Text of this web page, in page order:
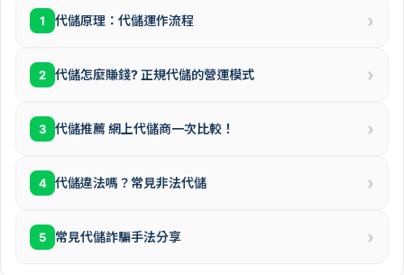
1 代儲原理：代儲運作流程 ›
2 代儲怎麼賺錢? 正規代儲的營運模式 ›
3 代儲推薦 網上代儲商一次比較！ ›
4 代儲違法嗎？常見非法代儲 ›
5 常見代儲詐騙手法分享 ›